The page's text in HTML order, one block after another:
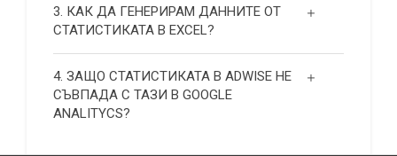
3. КАК ДА ГЕНЕРИРАМ ДАННИТЕ ОТ
СТАТИСТИКАТА В EXCEL?
4. ЗАЩО СТАТИСТИКАТА В ADWISE НЕ
СЪВПАДА С ТАЗИ В GOOGLE
ANALITYCS?